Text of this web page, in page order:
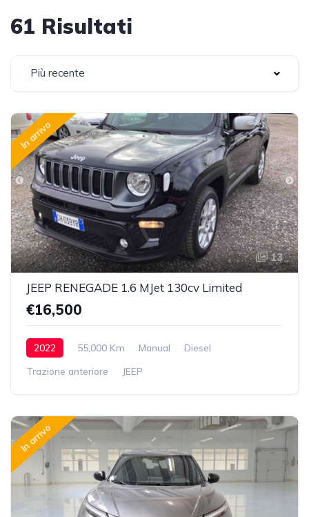
61 Risultati
Più recente
In arrivo
13
JEEP RENEGADE 1.6 MJet 130cv Limited
€16,500
2022 55,000 Km Manual
Diesel
Trazione anteriore
JEEP
In arrivo